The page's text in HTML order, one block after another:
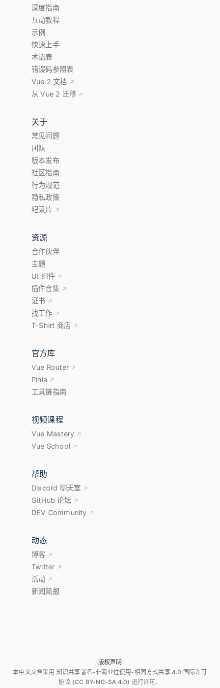
深度指南
互动教程
示例
快速上手
术语表
错误码参照表
Vue 2 文档
从 Vue 2 迁移
关于
常见问题
团队
版本发布
社区指南
行为规范
隐私政策
纪录片
资源
合作伙伴
主题
UI 组件
插件合集
证书
找工作
T-Shirt 商店
官方库
Vue Router
Pinia
工具链指南
视频课程
Vue Mastery
Vue School
帮助
Discord 聊天室
GitHub 论坛
DEV Community
动态
博客
Twitter
活动
新闻简报
版权声明
本中文文档采用 知识共享署名-非商业性使用-相同方式共享 4.0 国际许可
协议 (CC BY-NC-SA 4.0) 进行许可。